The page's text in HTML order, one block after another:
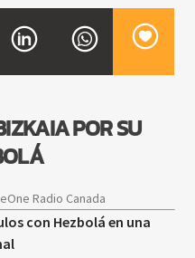
POR SU
Radio Canada
con Hezbolá en una